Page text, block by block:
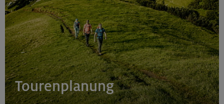
Tourenplanung